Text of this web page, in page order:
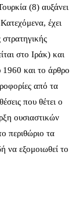
(8) αυξάνει
έχει
στο Ιράκ) και
1960 και το άρθρο
από τα
που θέτει ο
ουσιαστικών
περιθώριο τα
εξομοιωθεί το